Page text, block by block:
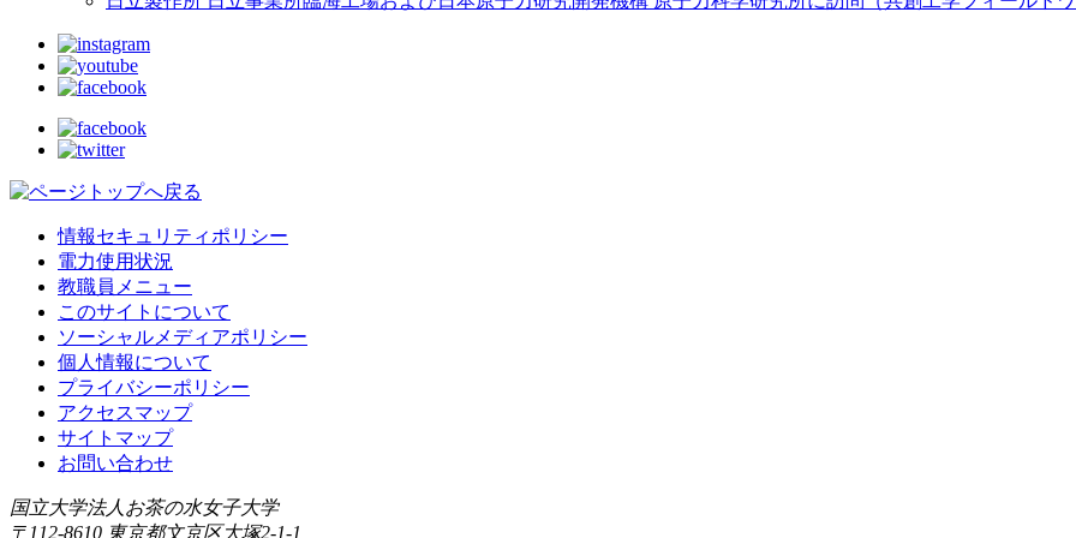
情報セキュリティポリシー
電力使用状況
教職員メニュー
このサイトについて
ソーシャルメディアポリシー
個人情報について
プライバシーポリシー
アクセスマップ
サイトマップ
お問い合わせ
国立大学法人お茶の水女子大学
〒112-8610 東京都文京区大塚2-1-1